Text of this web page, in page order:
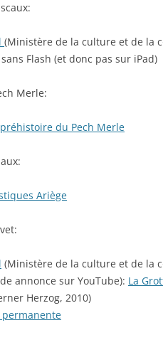
(Ministère de la culture et de la
Flash (et donc pas sur iPad)
Merle:
du Pech Merle
Ariège
(Ministère de la culture et de la
annonce sur YouTube): La
Herzog, 2010)